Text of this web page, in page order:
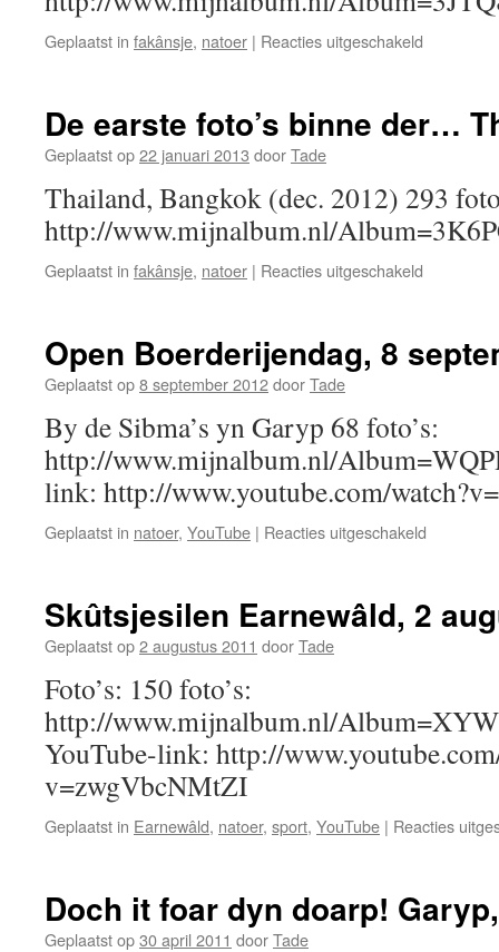
Geplaatst in fakânsje, natoer | Reacties uitgeschakeld
Cambodja
De earste foto’s binne der…
Geplaatst op22 januari 2013 doorTade
Thailand, Bangkok (dec. 2012) 293
http://www.mijnalbum.nl/
Geplaatst in fakânsje, natoer | Reacties uitgeschakeld
binne
Open Boerderijendag, 8
Geplaatst op8 september 2012doorTade
By de Sibma’s yn Garyp 68 foto’s:
http://www.mijnalbum.nl/
link: http://www.youtube.com/
Geplaatst in natoer, YouTube | Reacties uitgeschakeld
Skûtsjesilen Earnewâld, 2
Geplaatst op2 augustus 2011 doorTade
Foto’s: 150 foto’s:
http://www.mijnalbum.nl/
YouTube-link: http://
v=zwgVbcNMtZI
Geplaatst in Earnewâld, natoer, sport, YouTube | Reacties
Doch it foar dyn doarp!
Geplaatst op30 april 2011 doorTade